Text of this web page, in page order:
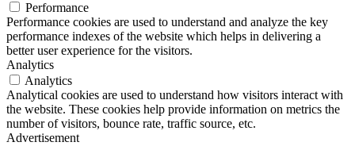
Performance
Performance cookies are used to understand and analyze the key
performance indexes of the website which helps in delivering a
better user experience for the visitors.
Analytics
Analytics
Analytical cookies are used to understand how visitors interact with
the website. These cookies help provide information on metrics the
number of visitors, bounce rate, traffic source, etc.
Advertisement